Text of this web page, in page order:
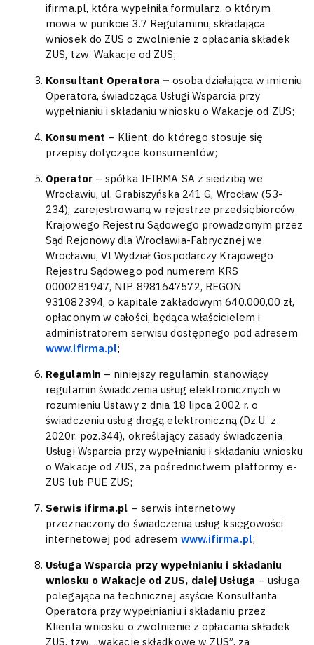
ifirma.pl, która wypełniła formularz, o którym
mowa w punkcie 3.7 Regulaminu, składająca
wniosek do ZUS o zwolnienie z opłacania składek
ZUS, tzw. Wakacje od ZUS;
Konsultant Operatora – osoba działająca w imieniu
Operatora, świadcząca Usługi Wsparcia przy
wypełnianiu i składaniu wniosku o Wakacje od ZUS;
Konsument – Klient, do którego stosuje się
przepisy dotyczące konsumentów;
Operator– spółka IFIRMA SA z siedzibą we
Wrocławiu, ul. Grabiszyńska 241 G, Wrocław (53-
234), zarejestrowaną w rejestrze przedsiębiorców
Krajowego Rejestru Sądowego prowadzonym przez
Sąd Rejonowy dla Wrocławia-Fabrycznej we
Wrocławiu, VI Wydział Gospodarczy Krajowego
Rejestru Sądowego pod numerem KRS
0000281947, NIP 8981647572, REGON
931082394, o kapitale zakładowym 640.000,00 zł,
opłaconym w całości, będąca właścicielem i
administratorem serwisu dostępnego pod adresem
www.ifirma.pl;
Regulamin – niniejszy regulamin, stanowiący
regulamin świadczenia usług elektronicznych w
rozumieniu Ustawy z dnia 18 lipca 2002 r. o
świadczeniu usług drogą elektroniczną (Dz.U. z
2020r. poz.344), określający zasady świadczenia
Usługi Wsparcia przy wypełnianiu i składaniu wniosku
o Wakacje od ZUS, za pośrednictwem platformy e-
ZUS lub PUE ZUS;
Serwis ifirma.pl – serwis internetowy
przeznaczony do świadczenia usług księgowości
internetowej pod adresem www.ifirma.pl;
Usługa Wsparcia przy wypełnianiu i składaniu
wniosku o Wakacje od ZUS, dalej Usługa – usługa
polegająca na technicznej asyście Konsultanta
Operatora przy wypełnianiu i składaniu przez
Klienta wniosku o zwolnienie z opłacania składek
ZUS, tzw. „wakacje składkowe w ZUS”, za